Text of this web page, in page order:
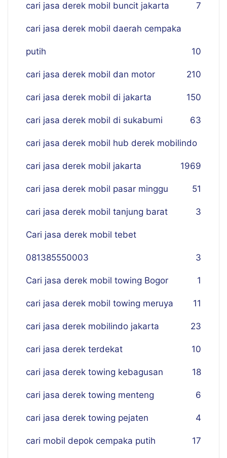
cari jasa derek mobil buncit jakarta 7
cari jasa derek mobil daerah cempaka
putih 10
cari jasa derek mobil dan motor 210
cari jasa derek mobil di jakarta 150
cari jasa derek mobil di sukabumi 63
cari jasa derek mobil hub derek mobilindo
69
cari jasa derek mobil jakarta 19
cari jasa derek mobil pasar minggu 51
cari jasa derek mobil tanjung barat 3
Cari jasa derek mobil tebet
081385550003 3
Cari jasa derek mobil towing Bogor 1
cari jasa derek mobil towing meruya 11
cari jasa derek mobilindo jakarta 23
cari jasa derek terdekat 10
cari jasa derek towing kebagusan 18
cari jasa derek towing menteng 6
cari jasa derek towing pejaten 4
cari mobil depok cempaka putih 17